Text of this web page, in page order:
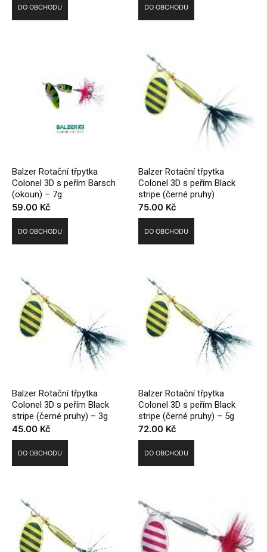
DO OBCHODU DO OBCHODU
Balzer Rotační třpytka
Colonel 3D s peřím Barsch
(okoun) – 7g
59.00 Kč
DO OBCHODU
Balzer Rotační třpytka
Colonel 3D s peřím Black
stripe (černé pruhy)
75.00 Kč
DO OBCHODU
Balzer Rotační třpytka
Colonel 3D s peřím Black
stripe (černé pruhy) – 3g
45.00 Kč
DO OBCHODU
Balzer Rotační třpytka
Colonel 3D s peřím Black
stripe (černé pruhy) – 5g
72.00 Kč
DO OBCHODU